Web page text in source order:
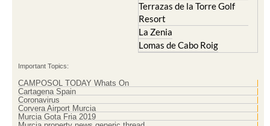
Terrazas de la Torre Golf
Resort
La Zenia
Lomas de Cabo Roig
Important Topics:
CAMPOSOL TODAY Whats On
Cartagena Spain
Coronavirus
Corvera Airport Murcia
Murcia Gota Fria 2019